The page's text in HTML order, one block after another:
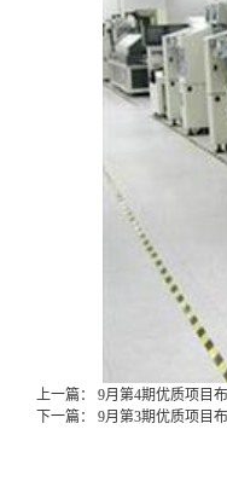
上一篇： 9月第4期优质项目
下一篇： 9月第3期优质项目